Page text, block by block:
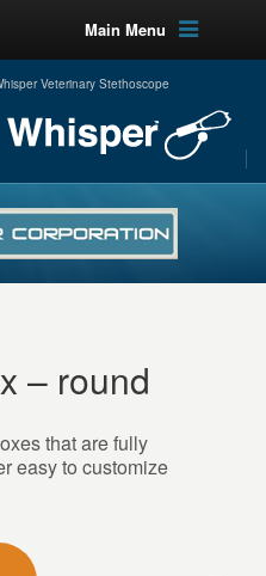
Main Menu
Veterinary Stethoscope
– round
that are fully
easy to customize